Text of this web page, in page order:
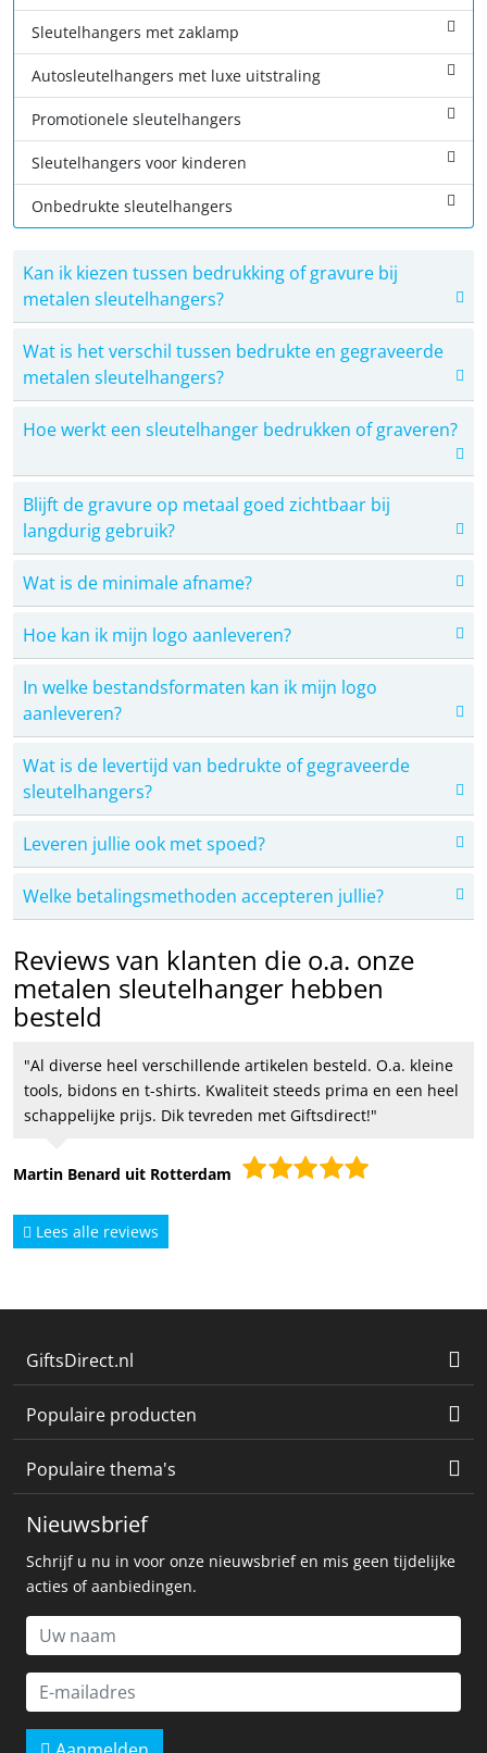
Sleutelhangers met zaklamp
Autosleutelhangers met luxe uitstraling
Promotionele sleutelhangers
Sleutelhangers voor kinderen
Onbedrukte sleutelhangers
Kan ik kiezen tussen bedrukking of gravure bij
metalen sleutelhangers?
Wat is het verschil tussen bedrukte en gegraveerde
metalen sleutelhangers?
Hoe werkt een sleutelhanger bedrukken of graveren?
Blijft de gravure op metaal goed zichtbaar bij
langdurig gebruik?
Wat is de minimale afname?
Hoe kan ik mijn logo aanleveren?
In welke bestandsformaten kan ik mijn logo
aanleveren?
Wat is de levertijd van bedrukte of gegraveerde
sleutelhangers?
Leveren jullie ook met spoed?
Welke betalingsmethoden accepteren jullie?
Reviews van klanten die o.a. onze
metalen sleutelhanger hebben
besteld
Al diverse heel verschillende artikelen besteld. O.a. kleine
tools, bidons en t-shirts. Kwaliteit steeds prima en een heel
schappelijke prijs. Dik tevreden met Giftsdirect!
Martin Benard uit Rotterdam
Lees alle reviews
GiftsDirect.nl
Populaire producten
Populaire thema's
Nieuwsbrief
Schrijf u nu in voor onze nieuwsbrief en mis geen tijdelijke
acties of aanbiedingen.